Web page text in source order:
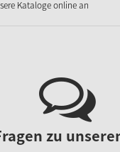
Kataloge online an
zu